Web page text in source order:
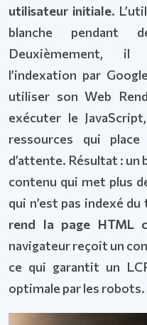
utilisateur initiale.
blanche pendant
Deuxièmement, il
l’indexation par
utiliser son Web
exécuter le
ressources qui
d’attente. Résultat : un
contenu qui met plus
qui n’est pas indexé
rend la page HTML
navigateur reçoit un
ce qui garantit un
optimale par les robots.